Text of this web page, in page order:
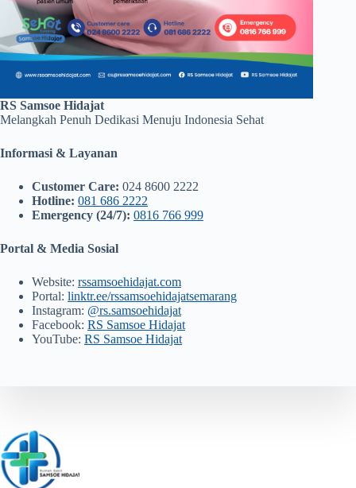
RS Samsoe Hidajat
Melangkah Penuh Dedikasi Menuju Indonesia Sehat
Informasi & Layanan
Customer Care: 024 8600 2222
Hotline: 081 686 2222
Emergency (24/7): 0816 766 999
Portal & Media Sosial
Website: rssamsoehidajat.com
Portal: linktr.ee/rssamsoehidajatsemarang
Instagram: @rs.samsoehidajat
Facebook: RS Samsoe Hidajat
YouTube: RS Samsoe Hidajat